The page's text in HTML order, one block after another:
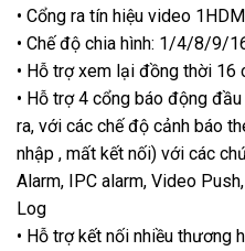
• Cổng ra tín hiệu video
• Chế độ chia hình: 1/4/8/9/
• Hỗ trợ xem lại đồng thời 16
• Hỗ trợ 4 cổng báo động
ra, với các chế độ cảnh báo
nhập , mất kết nối) với các
Alarm, IPC alarm, Video
Log
• Hỗ trợ kết nối nhiều thương